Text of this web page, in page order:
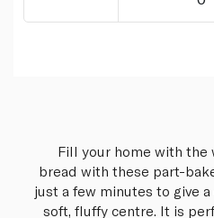
Fill your home with
bread with these part-
just a few minutes to give
soft, fluffy centre. It is